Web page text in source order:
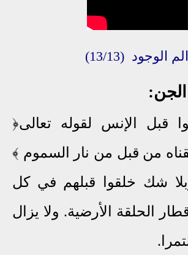
الوجود (13/13)
قبل الإنس لقوله تعالى﴿
من قبل من نار السموم ﴾
وبلا شك خلقوا قبلهم في كل
الحلقة الأرضية. ولا يزال
.